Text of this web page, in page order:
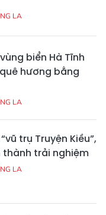
LA
biển Hà Tĩnh
hương bằng
LA
trụ Truyện Kiều”,
thành trải nghiệm
LA